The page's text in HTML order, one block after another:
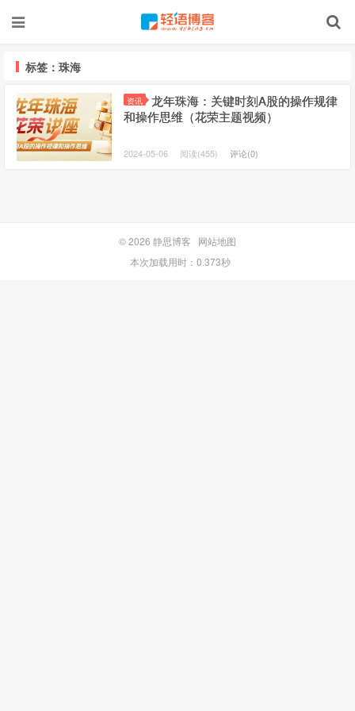
标签：珠海
资讯
龙年珠海：关键时刻A股的操作规律
和操作思维（花荣主题视频）
2024-05-06 阅读(455) 评论(0)
© 2026 静思博客
网站地图
本次加载用时：0.373秒